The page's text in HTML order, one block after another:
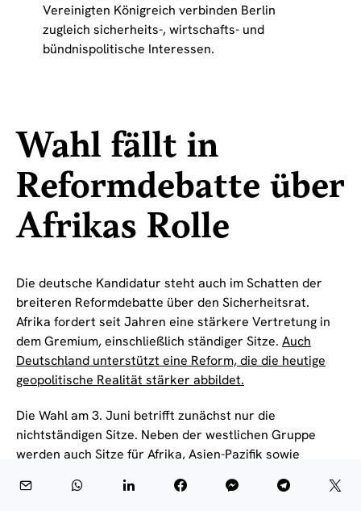
Vereinigten Königreich verbinden Berlin
zugleich sicherheits-, wirtschafts- und
bündnispolitische Interessen.
Wahl fällt in
Reformdebatte über
Afrikas Rolle
Die deutsche Kandidatur steht auch im Schatten der
breiteren Reformdebatte über den Sicherheitsrat.
Afrika fordert seit Jahren eine stärkere Vertretung in
dem Gremium, einschließlich ständiger Sitze. Auch
Deutschland unterstützt eine Reform, die die heutige
geopolitische Realität stärker abbildet.
Die Wahl am 3. Juni betrifft zunächst nur die
nichtständigen Sitze. Neben der westlichen Gruppe
werden auch Sitze für Afrika, Asien-Pazifik sowie
afrikanische Gruppe kandidiert Simbabwe. In der Asien-